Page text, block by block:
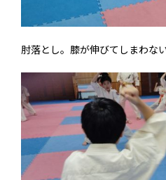
肘落とし。膝が伸びてしまわな